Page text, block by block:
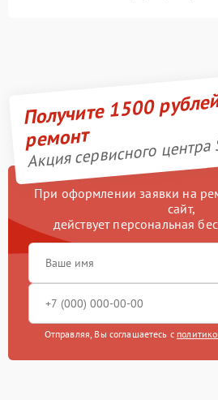
Получите 1500
ремонт
Акция сервисного
При оформлении заявки на
сайт,
действует персональная
Отправляя, Вы соглашаетесь с